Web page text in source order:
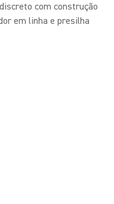
com construção
em linha e presilha